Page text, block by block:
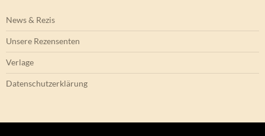
News & Rezis
Unsere Rezensenten
Verlage
Datenschutzerklärung